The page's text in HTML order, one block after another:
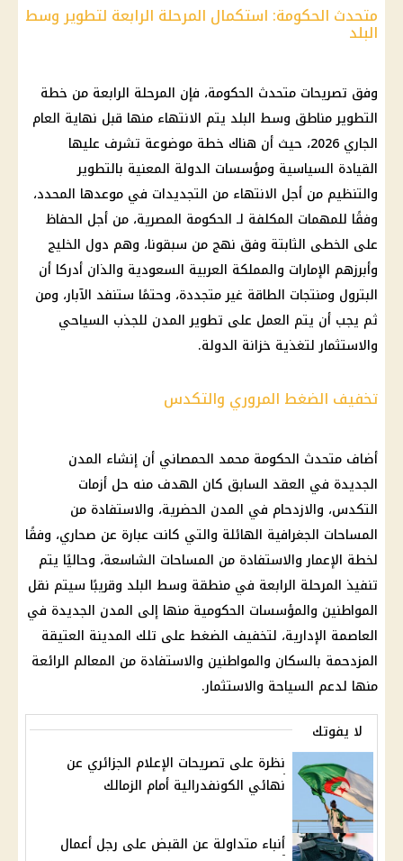
متحدث الحكومة: استكمال المرحلة الرابعة لتطوير وسط
البلد
وفق تصريحات متحدث الحكومة، فإن المرحلة الرابعة من خطة
التطوير مناطق وسط البلد يتم الانتهاء منها قبل نهاية العام
الجاري 2026، حيث أن هناك خطة موضوعة تشرف عليها
القيادة السياسية ومؤسسات الدولة المعنية بالتطوير
والتنظيم من أجل الانتهاء من التجديدات في موعدها المحدد،
وفقًا للمهمات المكلفة لـ الحكومة المصرية، من أجل الحفاظ
على الخطى الثابتة وفق نهج من سبقونا، وهم دول الخليج
وأبرزهم الإمارات والمملكة العربية السعودية والذان أدركا أن
البترول ومنتجات الطاقة غير متجددة، وحتمًا ستنفد الآبار، ومن
ثم يجب أن يتم العمل على تطوير المدن للجذب السياحي
والاستثمار لتغذية خزانة الدولة.
تخفيف الضغط المروري والتكدس
أضاف متحدث الحكومة محمد الحمصاني أن إنشاء المدن
الجديدة في العقد السابق كان الهدف منه حل أزمات
التكدس، والازدحام في المدن الحضرية، والاستفادة من
المساحات الجغرافية الهائلة والتي كانت عبارة عن صحاري، وفقًا
لخطة الإعمار والاستفادة من المساحات الشاسعة، وحاليًا يتم
تنفيذ المرحلة الرابعة في منطقة وسط البلد وقريبًا سيتم نقل
المواطنين والمؤسسات الحكومية منها إلى المدن الجديدة في
العاصمة الإدارية، لتخفيف الضغط على تلك المدينة العتيقة
المزدحمة بالسكان والمواطنين والاستفادة من المعالم الرائعة
منها لدعم السياحة والاستثمار.
لا يفوتك
نظرة على تصريحات الإعلام الجزائري عن
نهائي الكونفدرالية أمام الزمالك
أنباء متداولة عن القبض على رجل أعمال